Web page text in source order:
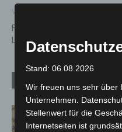
Fahrt Rad – Macht mit –
Langenhagen stadtradelt!
Hannover
Stand: 06.08.2026
Wir freuen uns sehr über
Unternehmen.
Stellenwert für die
Internetseiten ist